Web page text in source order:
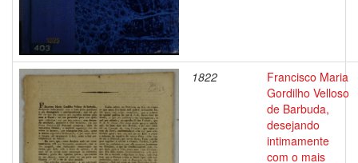
1822
Francisco Maria
Gordilho Velloso
de Barbuda,
desejando
intimamente
com o mais